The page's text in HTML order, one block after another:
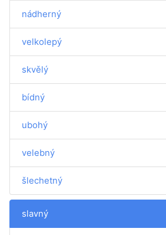
nádherný
velkolepý
skvělý
bídný
ubohý
velebný
šlechetný
slavný